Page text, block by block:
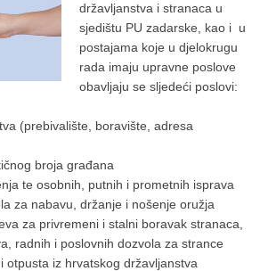
državljanstva i stranaca u
sjedištu PU zadarske, kao i u
postajama koje u djelokrugu
rada imaju upravne poslove
obavljaju se sljedeći poslovi:
(prebivalište, boravište, adresa
broja građana
te osobnih, putnih i prometnih isprava
za nabavu, držanje i nošenje oružja
za privremeni i stalni boravak stranaca,
radnih i poslovnih dozvola za strance
otpusta iz hrvatskog državljanstva